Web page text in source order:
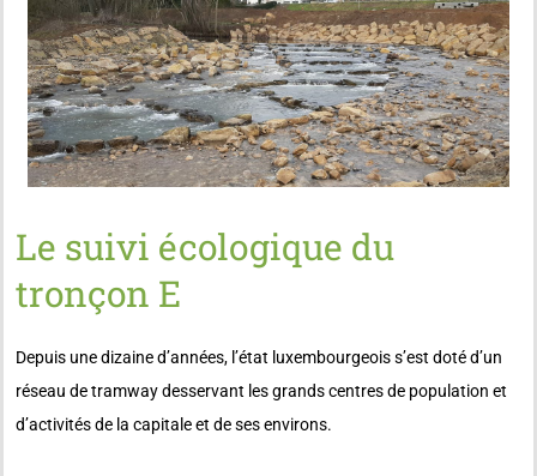
Le suivi écologique du
tronçon E
Depuis une dizaine d’années, l’état luxembourgeois s’est doté d’un
réseau de tramway desservant les grands centres de population et
d’activités de la capitale et de ses environs.